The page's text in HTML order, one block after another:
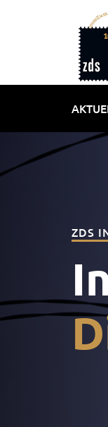
ZDS